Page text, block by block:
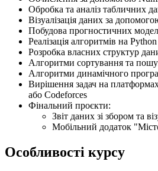
Обробка та аналіз табличних
Візуалізація даних за
Побудова прогностичних
Реалізація алгоритмів на Python
Розробка власних структур
Алгоритми сортування та
Алгоритми динамічного
Вирішення задач на
або Codeforces
Фінальний проєкти:
Звіт даних зі збором та
Мобільний додаток
Особливості курсу